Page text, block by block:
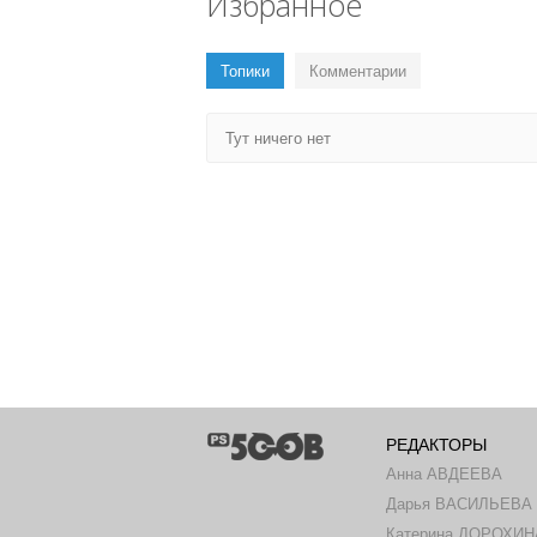
Топики Комментарии
Тут ничего нет
РЕДАКТОРЫ
Анна АВДЕЕВА
Дарья ВАСИЛЬЕВА